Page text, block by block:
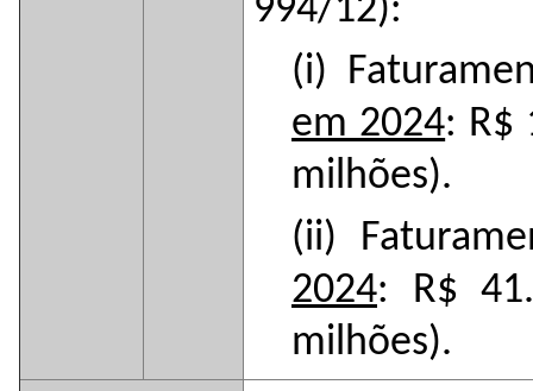
994/12):
(i)
em 2024: R$
milhões).
(ii)
2024: R$
milhões).